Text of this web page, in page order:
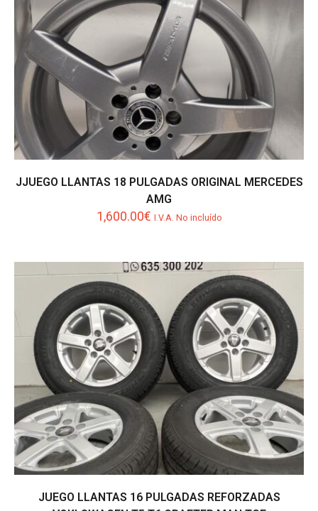
JJUEGO LLANTAS 18 PULGADAS ORIGINAL MERCEDES
AMG
1,600.00€ I.V.A. No incluído
JUEGO LLANTAS 16 PULGADAS REFORZADAS